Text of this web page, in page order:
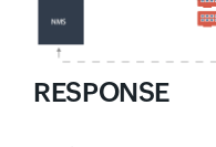
RESPONSE